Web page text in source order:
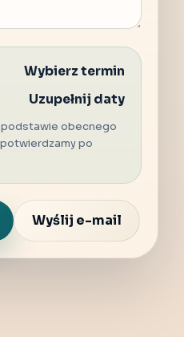
Wybierz termin
Uzupełnij daty
podstawie obecnego
po
Wyślij e-mail